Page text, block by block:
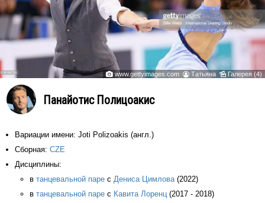
 www.gettyimages.com  Татьяна  Галерея (4)
Панайотис Полицоакис
Вариации имени: Joti Polizoakis (англ.)
Сборная: CZE
Дисциплины:
в танцевальной паре с Дениса Цимлова (2022)
в танцевальной паре с Кавита Лоренц (2017 - 2018)